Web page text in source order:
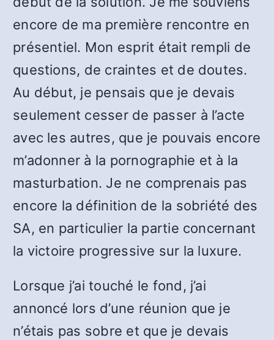
encore de ma première rencontre en
présentiel. Mon esprit était rempli de
questions, de craintes et de doutes.
Au début, je pensais que je devais
seulement cesser de passer à l’acte
avec les autres, que je pouvais encore
m’adonner à la pornographie et à la
masturbation. Je ne comprenais pas
encore la définition de la sobriété des
SA, en particulier la partie concernant
la victoire progressive sur la luxure.
Lorsque j’ai touché le fond, j’ai
annoncé lors d’une réunion que je
n’étais pas sobre et que je devais